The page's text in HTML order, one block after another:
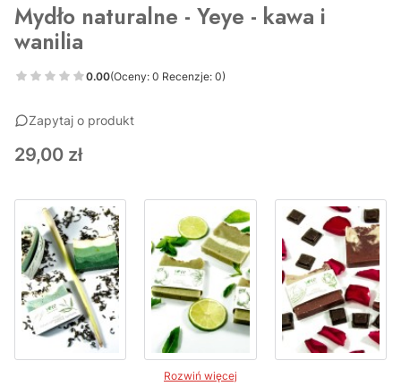
Mydło naturalne - Yeye - kawa i
wanilia
0.00(Oceny: 0 Recenzje: 0)
Zapytaj o produkt
Cena
29,00 zł
Rozwiń więcej